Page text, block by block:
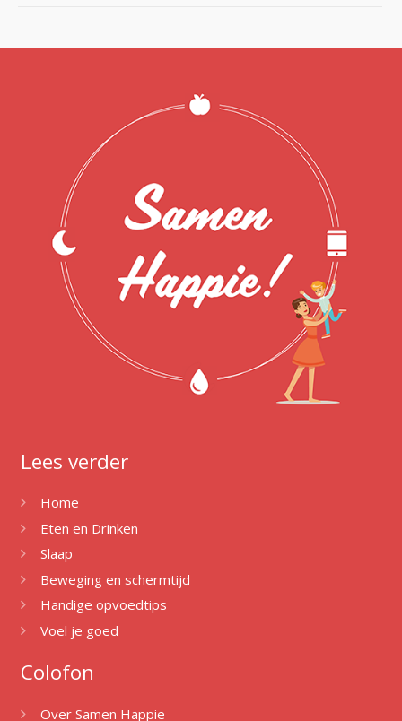
Lees verder
Home
Eten en Drinken
Slaap
Beweging en schermtijd
Handige opvoedtips
Voel je goed
Colofon
Over Samen Happie